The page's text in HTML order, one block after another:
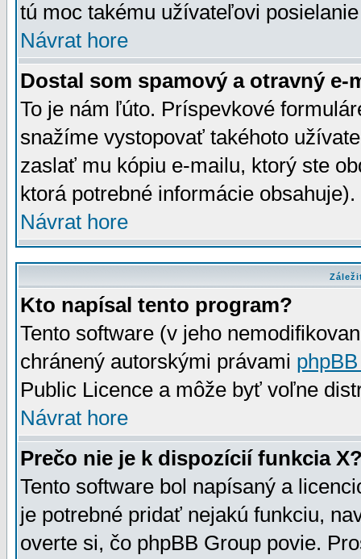
tú moc takému užívateľovi
Návrat hore
Dostal som spamový a otravný e-
To je nám ľúto. Príspevkové
snažíme vystopovať takéhoto
zaslať mu kópiu e-mailu, ktorý ste
ktorá potrebné informácie
Návrat hore
Kto napísal tento program?
Tento software (v jeho
chránený autorskými právami
Public Licence a môže byť voľne
Návrat hore
Prečo nie je k dispozícií funkcia
Tento software bol napísaný a
je potrebné pridať nejakú funkciu,
overte si, čo phpBB Group povie.